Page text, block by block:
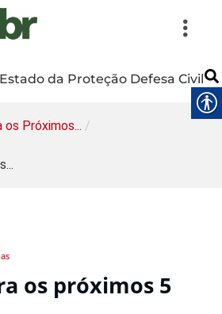
da Proteção Defesa Civil
os Próximos... /
os próximos 5